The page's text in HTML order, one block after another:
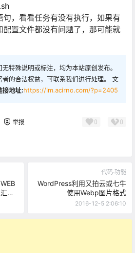
，看看任务有没有执行，如果有
配置文件都没有问题了，那可能就
特殊说明或标注，均为本站原创发布。
的合法权益，可联系我们进行处理。 文
接地址:https://im.acirno.com/?p=2405
举报 0 0
总
代码·功能
WordPress利用又拍云或七牛
使用Webp图片格式
2016-12-5 2:06:10